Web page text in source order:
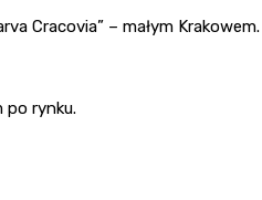
Cracovia” – małym
po rynku.